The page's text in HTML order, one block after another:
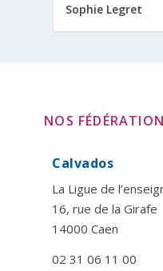
Sophie Legret
NOS
Calvados
La Ligue de
16, rue de la Girafe
14000 Caen
02 31 06 11 00